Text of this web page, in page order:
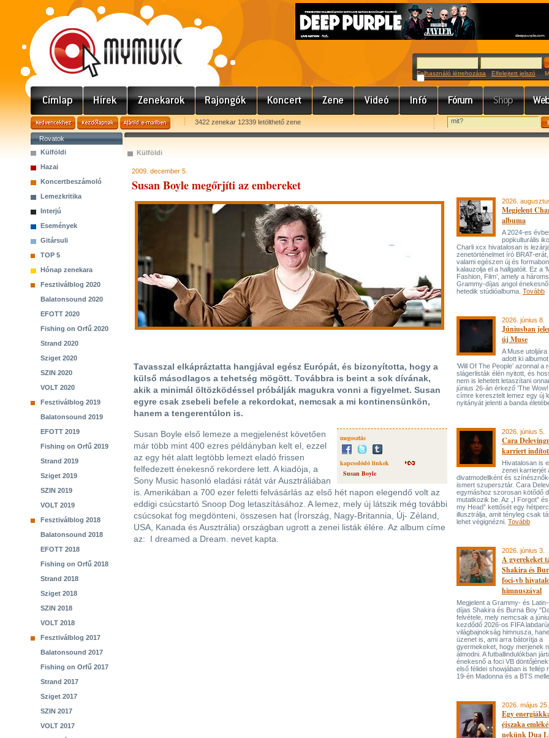
Felhasználó létrehozása Elfelejtett jelszó
3422 zenekar 12339 letölthető zene
Rovatok
Külföldi
Hazai
Koncertbeszámoló
Lemezkritika
Interjú
Események
Gitársuli
TOP 5
Hónap zenekara
Fesztiválblog 2020
Balatonsound 2020
EFOTT 2020
Fishing on Orfű 2020
Strand 2020
Sziget 2020
SZIN 2020
VOLT 2020
Fesztiválblog 2019
Balatonsound 2019
EFOTT 2019
Fishing on Orfű 2019
Strand 2019
Sziget 2019
SZIN 2019
VOLT 2019
Fesztiválblog 2018
Balatonsound 2018
EFOTT 2018
Fishing on Orfű 2018
Strand 2018
Sziget 2018
SZIN 2018
VOLT 2018
Fesztiválblog 2017
Balatonsound 2017
Fishing on Orfű 2017
Strand 2017
Sziget 2017
SZIN 2017
VOLT 2017
Külföldi
2009. december 5.
Susan Boyle megőrjíti az embereket
Tavasszal elkápráztatta hangjával egész Európát, és bizonyította, hogy a
külső másodlagos a tehetség mögött. Továbbra is beint a sok dívának,
akik a minimál öltözködéssel próbálják magukra vonni a figyelmet. Susan
egyre csak zsebeli befele a rekordokat, nemcsak a mi kontinensünkön,
hanem a tengerentúlon is.
megosztás
kapcsolódó linkek
Susan Boyle
Susan Boyle első lemeze a megjelenést követően
már több mint 400 ezres példányban kelt el, ezzel
az egy hét alatt legtöbb lemezt eladó frissen
felfedezett énekesnő rekordere lett. A kiadója, a
Sony Music hasonló eladási rátát vár Ausztráliában
is. Amerikában a 700 ezer feletti felvásárlás az első hét napon elegendő volt az
eddigi csúcstartó Snoop Dog letaszításához. A lemez, mely új látszik még további
csúcsokat fog megdönteni, összesen hat (Írország, Nagy-Britannia, Új- Zéland,
USA, Kanada és Ausztrália) országban ugrott a zenei listák élére. Az album címe
az: I dreamed a Dream. nevet kapta.
2026.
Megjelent
albuma
A 2024-es
popkulturális
Charli xcx hivatalosan is
zenetörténelmet író BRAT-
valami egészen új és
kalauzolja el a hallgatóit. Ez a
Fashion, Film’, amely a
Grammy-díjas angol
hetedik stúdióalbuma. Tovább
2026. június 8.
Júniusban
új Muse
A Muse
adott ki
’Will Of The People’ azonnal a
slágerlisták élén nyitott, és
nem is lehetett letaszítani
június 26-án érkező ’The Wow!
címre keresztelt lemez egy új
nyitányát jelenti a banda
2026. június 5.
Cara
karriert
Hivatalosan is
zenei karrierjét
divatmodellként és
ismert szupersztár. Cara
egymáshoz szorosan kötődő
mutatkozik be. Az „I Forgot”
my Head” kettősét egy
illusztrálja, amit tényleg csak
lehet végignézni. Tovább
2026. június 3.
A gyerekeket
Shakira és
foci-vb
himnuszával
Megjelent a Grammy- és
díjas Shakira és Burna Boy
felvétele, mely nemcsak a
kezdődő 2026-os FIFA
világbajnokság himnusza,
üzenet is, ami arra bátorítja a
gyermekeket, hogy merjenek
álmodni. A futballindulókban
énekesnő a foci VB
első félidei showjában is fellép
19-én Madonna és a BTS
2026. május 25.
Egy
éjszaka
nekünk Dua